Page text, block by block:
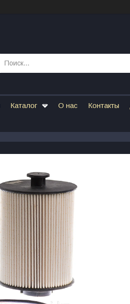
Каталог О нас Контакты